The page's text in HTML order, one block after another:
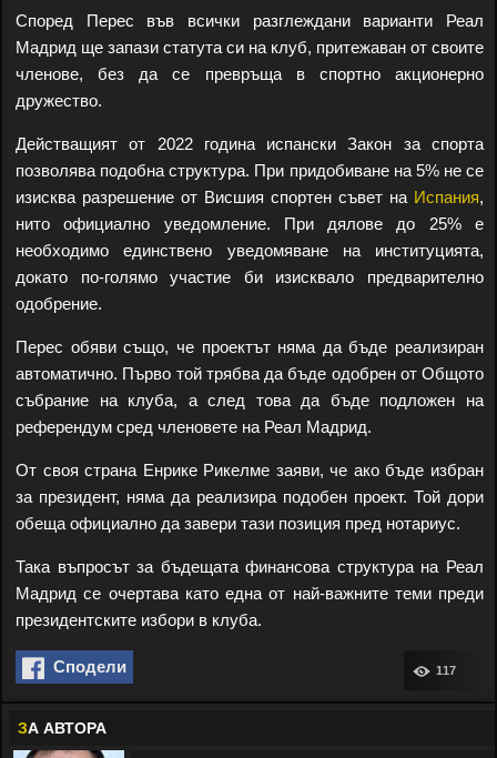
Според Перес във всички разглеждани варианти Реал
Мадрид ще запази статута си на клуб, притежаван от своите
членове, без да се превръща в спортно акционерно
дружество.
Действащият от 2022 година испански Закон за спорта
позволява подобна структура. При придобиване на 5% не се
изисква разрешение от Висшия спортен съвет на Испания,
нито официално уведомление. При дялове до 25% е
необходимо единствено уведомяване на институцията,
докато по-голямо участие би изисквало предварително
одобрение.
Перес обяви също, че проектът няма да бъде реализиран
автоматично. Първо той трябва да бъде одобрен от Общото
събрание на клуба, а след това да бъде подложен на
референдум сред членовете на Реал Мадрид.
От своя страна Енрике Рикелме заяви, че ако бъде избран
за президент, няма да реализира подобен проект. Той дори
обеща официално да завери тази позиция пред нотариус.
Така въпросът за бъдещата финансова структура на Реал
Мадрид се очертава като една от най-важните теми преди
президентските избори в клуба.
Сподели 117
ЗА АВТОРА